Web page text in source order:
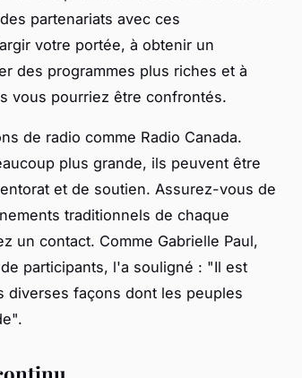
partenariats avec ces
votre portée, à obtenir un
des programmes plus riches et à
vous pourriez être confrontés.
de radio comme Radio Canada.
plus grande, ils peuvent être
et de soutien. Assurez-vous de
traditionnels de chaque
un contact. Comme Gabrielle Paul,
participants, l'a souligné : "Il est
diverses façons dont les peuples